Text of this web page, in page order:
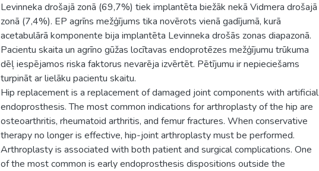
Levinneka drošajā zonā (69,7%) tiek implantēta biežāk nekā Vidmera drošajā
zonā (7,4%). EP agrīns mežģījums tika novērots vienā gadījumā, kurā
acetabulārā komponente bija implantēta Levinneka drošās zonas diapazonā.
Pacientu skaita un agrīno gūžas locītavas endoprotēzes mežģījumu trūkuma
dēļ iespējamos riska faktorus nevarēja izvērtēt. Pētījumu ir nepieciešams
turpināt ar lielāku pacientu skaitu.
Hip replacement is a replacement of damaged joint components with artificial
endoprosthesis. The most common indications for arthroplasty of the hip are
osteoarthritis, rheumatoid arthritis, and femur fractures. When conservative
therapy no longer is effective, hip-joint arthroplasty must be performed.
Arthroplasty is associated with both patient and surgical complications. One
of the most common is early endoprosthesis dispositions outside the